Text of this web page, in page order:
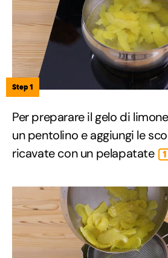
Step 1
Per preparare il gelo di
un pentolino e aggiungi le
ricavate con un pelapatate
1